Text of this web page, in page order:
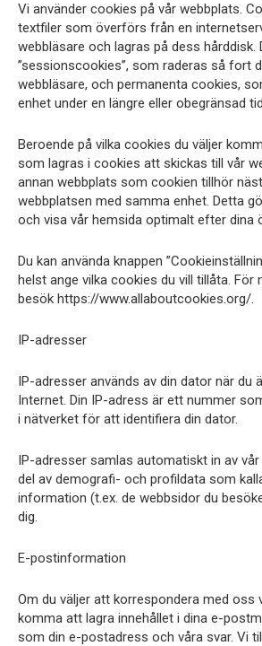
Vi använder cookies på vår webbplats.
textfiler som överförs från en
webbläsare och lagras på dess hårddisk.
”sessionscookies”, som raderas så fort
webbläsare, och permanenta cookies,
enhet under en längre eller obegränsad
Beroende på vilka cookies du väljer
som lagras i cookies att skickas till vår
annan webbplats som cookien tillhör
webbplatsen med samma enhet. Detta
och visa vår hemsida optimalt efter dina
Du kan använda knappen
helst ange vilka cookies du vill tillåta. För
besök https://www.allaboutcookies.org/.
IP-adresser
IP-adresser används av din dator när du
Internet. Din IP-adress är ett nummer
i nätverket för att identifiera din dator.
IP-adresser samlas automatiskt in av
del av demografi- och profildata som
information (t.ex. de webbsidor du
dig.
E-postinformation
Om du väljer att korrespondera med oss
komma att lagra innehållet i dina e-
som din e-postadress och våra svar. Vi